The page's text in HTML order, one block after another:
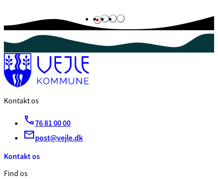
viser 1 af 4
Kontakt os
76 81 00 00
post@vejle.dk
Kontakt os
Find os